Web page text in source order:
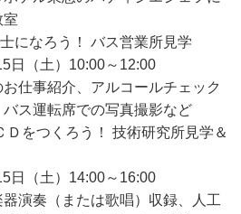
室
になろう！ バス営業所見学
（土）10:00～12:00
事紹介、アルコールチェック
ス運転席での写真撮影など
Ｄをつくろう！ 技術研究所見学＆
（土）14:00～16:00
奏（または歌唱）収録、人工